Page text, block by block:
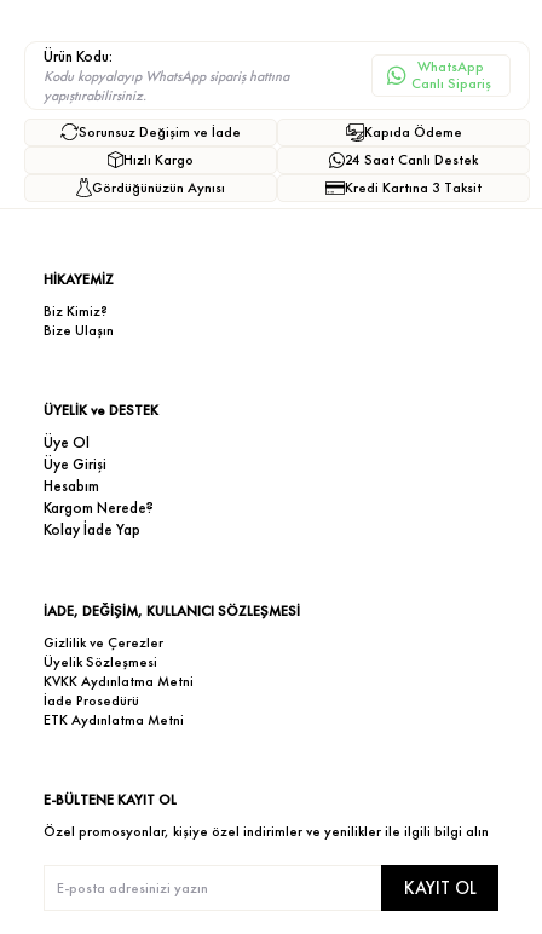
Ürün Kodu:
Kodu kopyalayıp WhatsApp sipariş hattına
yapıştırabilirsiniz.
WhatsApp
Canlı Sipariş
Sorunsuz Değişim ve İade
Hızlı Kargo
Gördüğünüzün Aynısı
Kapıda Ödeme
24 Saat Canlı Destek
Kredi Kartına 3 Taksit
HİKAYEMİZ
Biz Kimiz?
Bize Ulaşın
ÜYELİK ve DESTEK
Üye Ol
Üye Girişi
Hesabım
Kargom Nerede?
Kolay İade Yap
İADE, DEĞİŞİM, KULLANICI SÖZLEŞMESİ
Gizlilik ve Çerezler
Üyelik Sözleşmesi
KVKK Aydınlatma Metni
İade Prosedürü
ETK Aydınlatma Metni
E-BÜLTENE KAYIT OL
Özel promosyonlar, kişiye özel indirimler ve yenilikler ile ilgili bilgi alın
KAYIT OL